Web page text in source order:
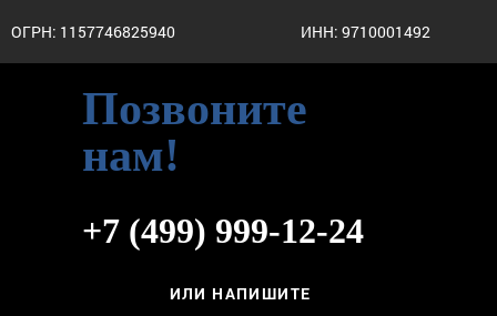
ОГРН: 1157746825940 ИНН: 9710001492
Позвоните
нам!
+7 (499) 999-12-24
ИЛИ НАПИШИТЕ